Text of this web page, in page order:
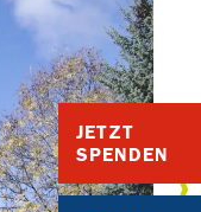
JETZT
SPENDEN